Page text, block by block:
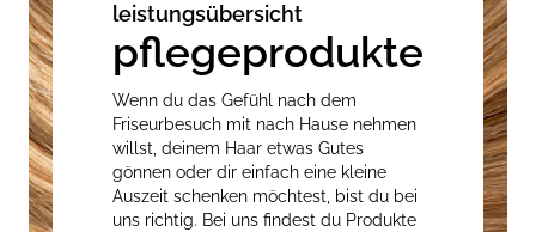
leistungsübersicht
pflegeprodukte
Wenn du das Gefühl nach dem
Friseurbesuch mit nach Hause nehmen
willst, deinem Haar etwas Gutes
gönnen oder dir einfach eine kleine
Auszeit schenken möchtest, bist du bei
uns richtig. Bei uns findest du Produkte